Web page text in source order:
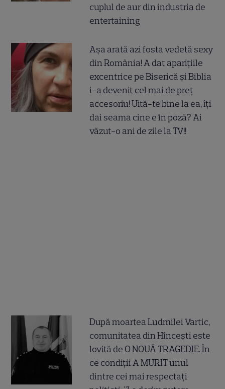
cuplul de aur din industria de
entertaining
Așa arată azi fosta vedetă sexy
din România! A dat aparițiile
excentrice pe Biserică și Biblia
i-a devenit cel mai de preț
accesoriu! Uită-te bine la ea, îți
dai seama cine e în poză? Ai
văzut-o ani de zile la TV!!
După moartea Ludmilei Vartic,
comunitatea din Hîncești este
lovită de O NOUĂ TRAGEDIE. În
ce condiții A MURIT unul
dintre cei mai respectați